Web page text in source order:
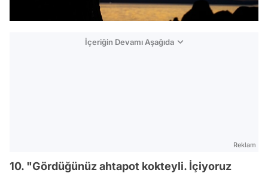
İçeriğin Devamı Aşağıda
Reklam
10. "Gördüğünüz ahtapot kokteyli. İçiyoruz